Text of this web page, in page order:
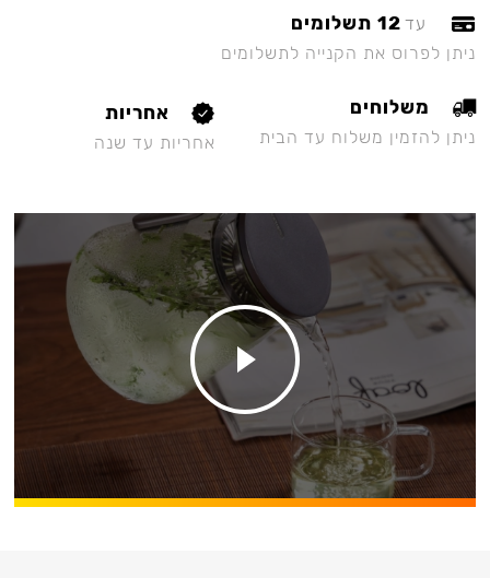
עד 12 תשלומים
ניתן לפרוס את הקנייה לתשלומים
משלוחים
ניתן להזמין משלוח עד הבית
אחריות
אחריות עד שנה